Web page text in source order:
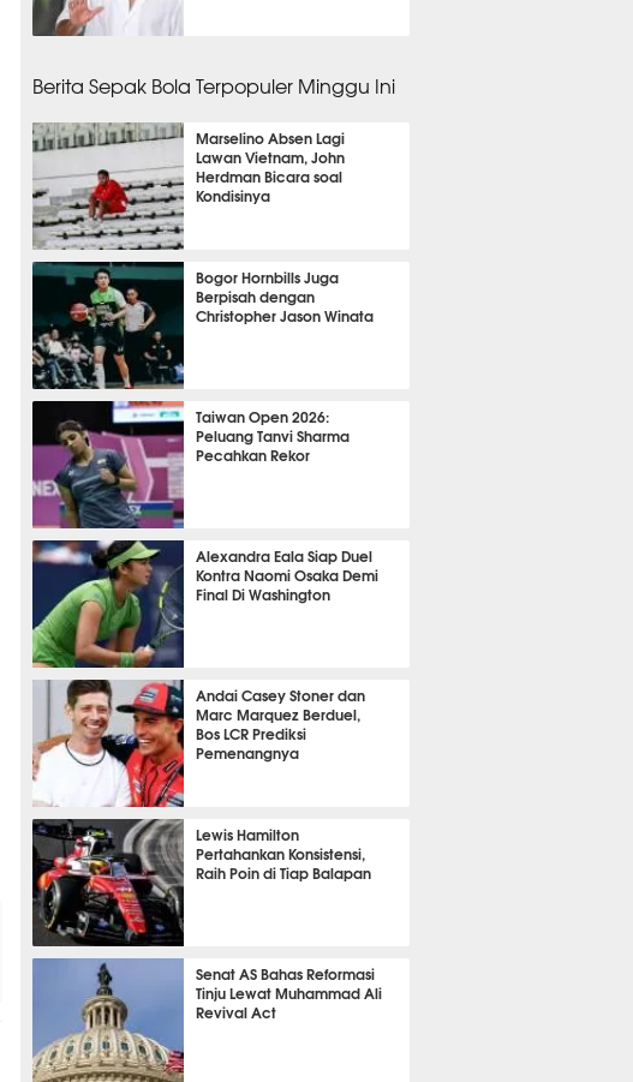
Berita Sepak Bola Terpopuler Minggu Ini
Marselino Absen Lagi
Lawan Vietnam, John
Herdman Bicara soal
Kondisinya
SEPAK BOLA
Bogor Hornbills Juga
Berpisah dengan
Christopher Jason Winata
BASKET
Taiwan Open 2026:
Peluang Tanvi Sharma
Pecahkan Rekor
BADMINTON
Alexandra Eala Siap Duel
Kontra Naomi Osaka Demi
Final Di Washington
TENIS
Andai Casey Stoner dan
Marc Marquez Berduel,
Bos LCR Prediksi
Pemenangnya
MOTOGP
Lewis Hamilton
Pertahankan Konsistensi,
Raih Poin di Tiap Balapan
F1
Senat AS Bahas Reformasi
Tinju Lewat Muhammad Ali
Revival Act